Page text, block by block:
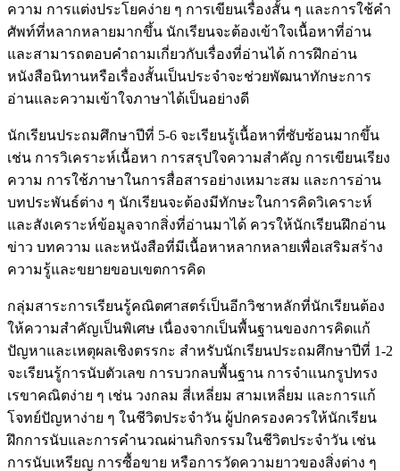
ความ การแต่งประโยคง่าย ๆ การเขียนเรื่องสั้น ๆ และการใช้คำ
ศัพท์ที่หลากหลายมากขึ้น นักเรียนจะต้องเข้าใจเนื้อหาที่อ่าน
และสามารถตอบคำถามเกี่ยวกับเรื่องที่อ่านได้ การฝึกอ่าน
หนังสือนิทานหรือเรื่องสั้นเป็นประจำจะช่วยพัฒนาทักษะการ
อ่านและความเข้าใจภาษาได้เป็นอย่างดี
นักเรียนประถมศึกษาปีที่ 5-6 จะเรียนรู้เนื้อหาที่ซับซ้อนมากขึ้น
เช่น การวิเคราะห์เนื้อหา การสรุปใจความสำคัญ การเขียนเรียง
ความ การใช้ภาษาในการสื่อสารอย่างเหมาะสม และการอ่าน
บทประพันธ์ต่าง ๆ นักเรียนจะต้องมีทักษะในการคิดวิเคราะห์
และสังเคราะห์ข้อมูลจากสิ่งที่อ่านมาได้ ควรให้นักเรียนฝึกอ่าน
ข่าว บทความ และหนังสือที่มีเนื้อหาหลากหลายเพื่อเสริมสร้าง
ความรู้และขยายขอบเขตการคิด
กลุ่มสาระการเรียนรู้คณิตศาสตร์เป็นอีกวิชาหลักที่นักเรียนต้อง
ให้ความสำคัญเป็นพิเศษ เนื่องจากเป็นพื้นฐานของการคิดแก้
ปัญหาและเหตุผลเชิงตรรกะ สำหรับนักเรียนประถมศึกษาปีที่ 1-2
จะเรียนรู้การนับตัวเลข การบวกลบพื้นฐาน การจำแนกรูปทรง
เรขาคณิตง่าย ๆ เช่น วงกลม สี่เหลี่ยม สามเหลี่ยม และการแก้
โจทย์ปัญหาง่าย ๆ ในชีวิตประจำวัน ผู้ปกครองควรให้นักเรียน
ฝึกการนับและการคำนวณผ่านกิจกรรมในชีวิตประจำวัน เช่น
การนับเหรียญ การซื้อขาย หรือการวัดความยาวของสิ่งต่าง ๆ